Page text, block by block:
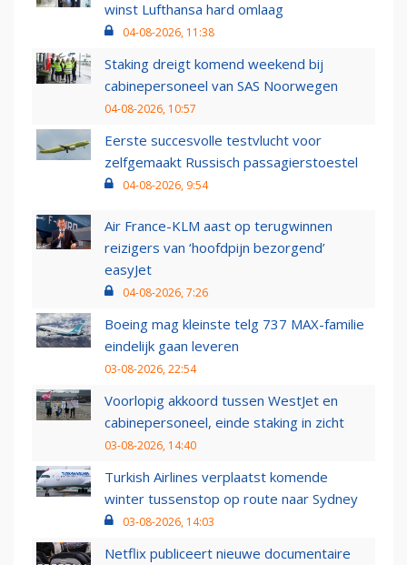
winst Lufthansa hard omlaag
04-08-2026, 11:38
Staking dreigt komend weekend bij
cabinepersoneel van SAS Noorwegen
04-08-2026, 10:57
Eerste succesvolle testvlucht voor
zelfgemaakt Russisch passagierstoestel
04-08-2026, 9:54
Air France-KLM aast op terugwinnen
reizigers van ‘hoofdpijn bezorgend’
easyJet
04-08-2026, 7:26
Boeing mag kleinste telg 737 MAX-familie
eindelijk gaan leveren
03-08-2026, 22:54
Voorlopig akkoord tussen WestJet en
cabinepersoneel, einde staking in zicht
03-08-2026, 14:40
Turkish Airlines verplaatst komende
winter tussenstop op route naar Sydney
03-08-2026, 14:03
Netflix publiceert nieuwe documentaire